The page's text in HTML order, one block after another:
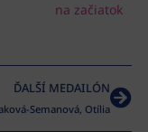
na začiatok
ĎALŠÍ MEDAILÓN
Semanová, Otília